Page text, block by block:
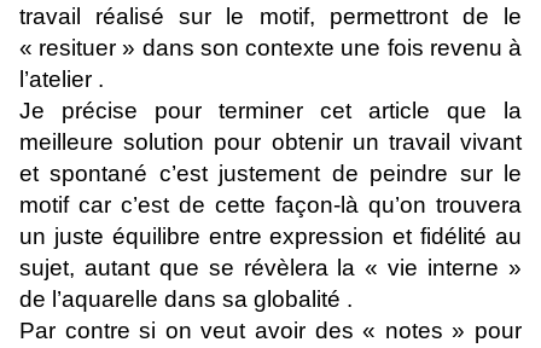
travail réalisé sur le motif, permettront de le
« resituer » dans son contexte une fois revenu à
l’atelier .
Je précise pour terminer cet article que la
meilleure solution pour obtenir un travail vivant
et spontané c’est justement de peindre sur le
motif car c’est de cette façon-là qu’on trouvera
un juste équilibre entre expression et fidélité au
sujet, autant que se révèlera la « vie interne »
de l’aquarelle dans sa globalité .
Par contre si on veut avoir des « notes » pour